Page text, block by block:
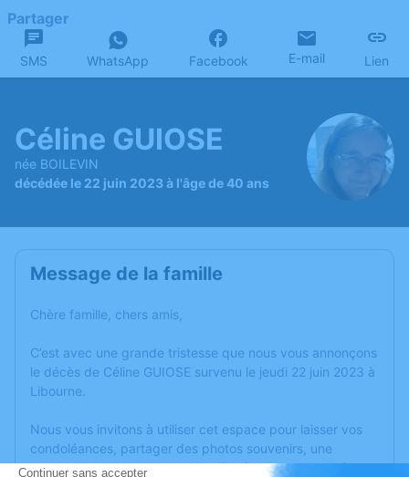
Partager
SMS WhatsApp Facebook E-mail Lien
Céline GUIOSE
née BOILEVIN
décédée le 22 juin 2023 à l'âge de 40 ans
Message de la famille
Chère famille, chers amis,
C’est avec une grande tristesse que nous vous annonçons
le décès de Céline GUIOSE survenu le jeudi 22 juin 2023 à
Libourne.
Nous vous invitons à utiliser cet espace pour laisser vos
condoléances, partager des photos souvenirs, une
anecdote ou exprimer vos pensées à travers des poèmes